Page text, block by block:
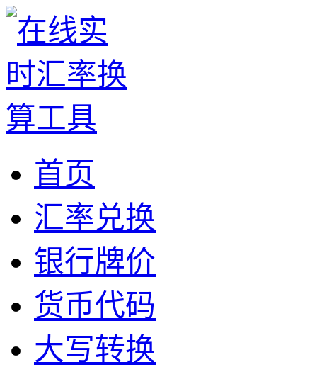
首页
汇率兑换
银行牌价
货币代码
大写转换